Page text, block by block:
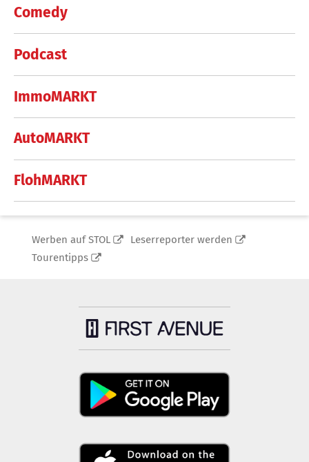
Comedy
Podcast
ImmoMARKT
AutoMARKT
FlohMARKT
Werben auf STOL
Leserreporter werden
Tourentipps